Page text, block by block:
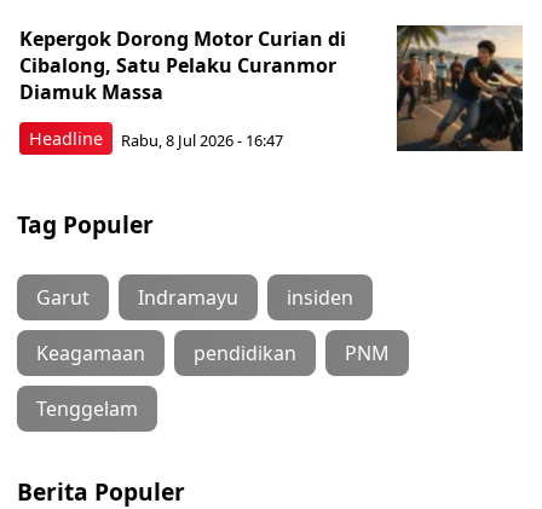
Headline
Kepergok Dorong Motor Curian di
Cibalong, Satu Pelaku Curanmor
Diamuk Massa
Rabu, 8 Jul 2026 - 16:47
Tag Populer
Garut Indramayu insiden
Keagamaan pendidikan PNM
Tenggelam
Berita Populer